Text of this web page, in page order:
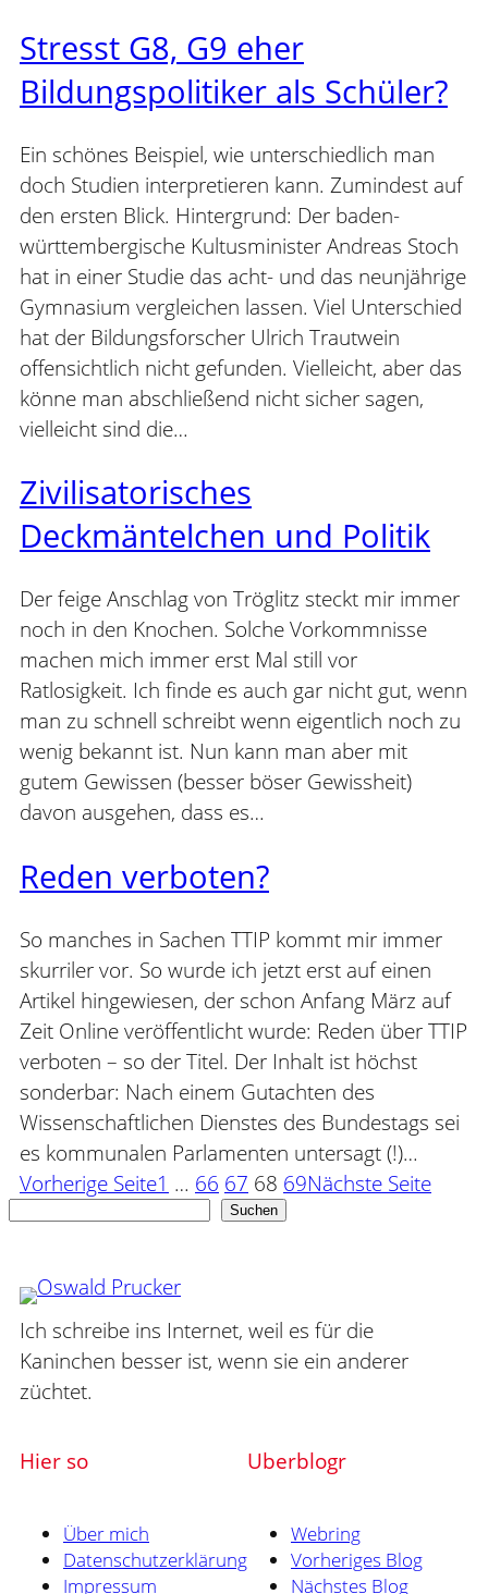
Stresst G8, G9 eher
Bildungspolitiker als Schüler?
Ein schönes Beispiel, wie unterschiedlich man
doch Studien interpretieren kann. Zumindest auf
den ersten Blick. Hintergrund: Der baden-
württembergische Kultusminister Andreas Stoch
hat in einer Studie das acht- und das neunjährige
Gymnasium vergleichen lassen. Viel Unterschied
hat der Bildungsforscher Ulrich Trautwein
offensichtlich nicht gefunden. Vielleicht, aber das
könne man abschließend nicht sicher sagen,
vielleicht sind die…
Zivilisatorisches
Deckmäntelchen und Politik
Der feige Anschlag von Tröglitz steckt mir immer
noch in den Knochen. Solche Vorkommnisse
machen mich immer erst Mal still vor
Ratlosigkeit. Ich finde es auch gar nicht gut, wenn
man zu schnell schreibt wenn eigentlich noch zu
wenig bekannt ist. Nun kann man aber mit
gutem Gewissen (besser böser Gewissheit)
davon ausgehen, dass es…
Reden verboten?
So manches in Sachen TTIP kommt mir immer
skurriler vor. So wurde ich jetzt erst auf einen
Artikel hingewiesen, der schon Anfang März auf
Zeit Online veröffentlicht wurde: Reden über TTIP
verboten – so der Titel. Der Inhalt ist höchst
sonderbar: Nach einem Gutachten des
Wissenschaftlichen Dienstes des Bundestags sei
es kommunalen Parlamenten untersagt (!)…
Vorherige Seite1 … 66 67 68 69Nächste Seite
Suchen
Ich schreibe ins Internet, weil es für die
Kaninchen besser ist, wenn sie ein anderer
züchtet.
Hier so
Über mich
Datenschutzerklärung
Impressum
Uberblogr
Webring
Vorheriges Blog
Nächstes Blog